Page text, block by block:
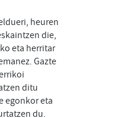
heuren
die,
eta herritar
Gazte
ditu
egonkor eta
du.